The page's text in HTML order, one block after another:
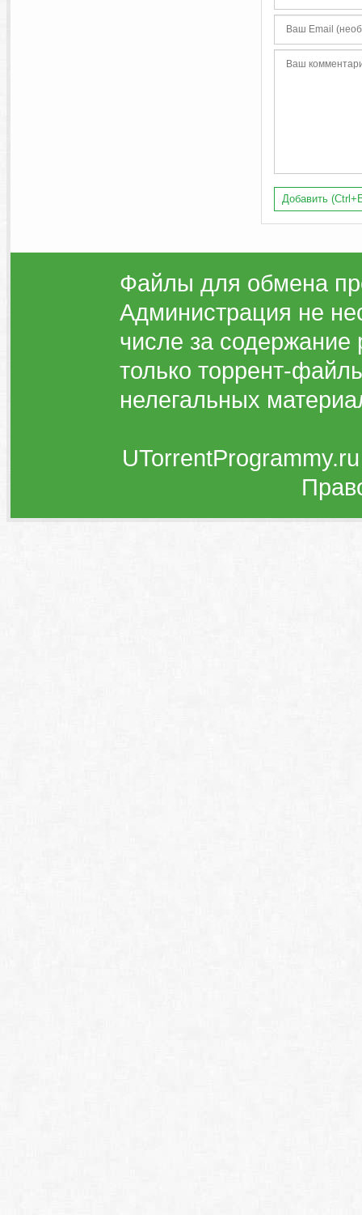
Добавить
Файлы для обмена
Администрация не
числе за
только торрент-
нелегальных
UTorrentProgrammy.ru